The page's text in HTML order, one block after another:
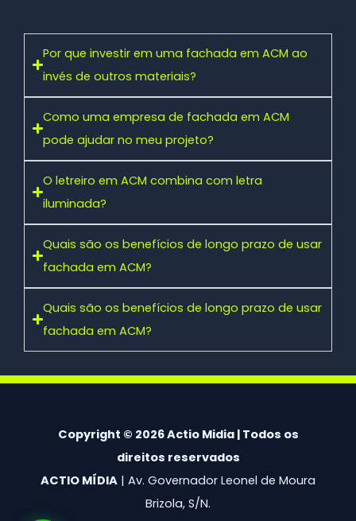
Por que investir em uma fachada em ACM ao
invés de outros materiais?
Como uma empresa de fachada em ACM
pode ajudar no meu projeto?
O letreiro em ACM combina com letra
iluminada?
Quais são os benefícios de longo prazo de usar
fachada em ACM?
Quais são os benefícios de longo prazo de usar
fachada em ACM?
Copyright © 2026 Actio Midia | Todos os
direitos reservados
ACTIO MÍDIA | Av. Governador Leonel de Moura
Brizola, S/N.